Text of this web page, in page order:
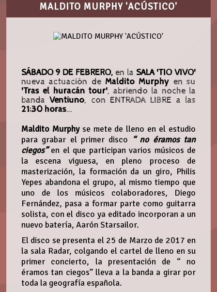
MALDITO MURPHY 'ACÚSTICO'
SÁBADO 9 DE FEBRERO, en la SALA 'TIO VIVO'
nueva actuación de Maldito Murphy en su
'Tras el huracán tour', abriendo la noche la
bandaVentiuno, con ENTRADA LIBRE a las
21:30 horas...
Maldito Murphyse mete de lleno en el estudio
para grabar el primer disco “ no éramos tan
ciegos”en el que participan varios músicos de
la escena viguesa, en pleno proceso de
masterización, la formación da un giro, Philis
Yepes abandona el grupo, al mismo tiempo que
uno de los músicos colaboradores, Diego
Fernández, pasa a formar parte como guitarra
solista, con el disco ya editado incorporan a un
nuevo batería, Aarón Starsailor.
El disco se presenta el 25 de Marzo de 2017 en
la sala Radar, colgando el cartel de lleno en su
primer concierto, la presentación de “ no
éramos tan ciegos” lleva a la banda a girar por
toda la geografía española.